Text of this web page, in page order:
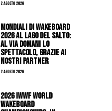
2 Agosto 2026
Mondiali di Wakeboard
2026 al Lago del Salto:
al via domani lo
spettacolo, grazie ai
nostri Partner
2 Agosto 2026
2026 IWWF WORLD
WAKEBOARD